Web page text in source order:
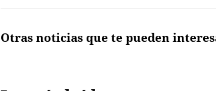
Otras noticias que te pueden